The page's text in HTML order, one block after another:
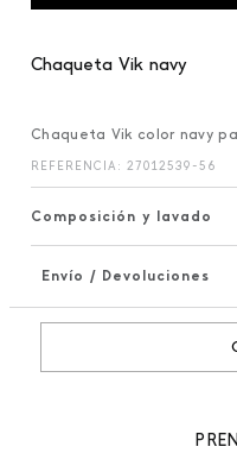
Chaqueta Vik navy
Chaqueta Vik color navy
REFERENCIA : 27012539-56
Composición y lavado
Envío / Devoluciones